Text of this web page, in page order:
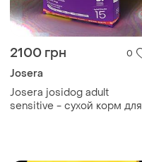
2100 грн 0
Josera
Josera josidog adult
sensitive - сухой корм для